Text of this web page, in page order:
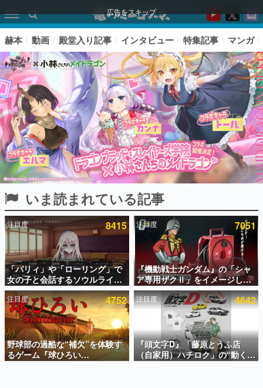
広告をスキップ
ピックアップ
電ファミのいま読まれている記事ランキング
アプリセール情報
インタビュー
連載・特集一覧
殿堂入り記事
SNS拡散数が数千以上！ ページビュー数万以上！ などな
ど。多くの人々に読まれた、電ファミ渾身の“殿堂入り”記
事をまとめました。
赫本 動画 殿堂入り記事 インタビュー 特集記事 マンガ
いま読まれている記事
注目度 8415
「パリィ」や「ローリング」で
女の子と会話するソウルライク
恋愛ゲーム『小早川さんはソウ
ルライク』無料公開。返事に失
敗すると「YOU DIED」
注目度 7051
『機動戦士ガンダム』の「シャ
ア専用ザクⅡ」をイメージした
散水ホースリールが予約開始。
本体にはシャアのパーソナルマ
ークやジオン公国軍のエンブレ
ム、型式番号などを配置
注目度 4752
野球部の過酷な“補欠”を体験す
るゲーム『球ひろい
Simulator』が「1件」のウィッ
注目度 4642
『頭文字D』「藤原とうふ店
（自家用）ハチロク」の“動くテ
ィッシュケース”が買えるポップ